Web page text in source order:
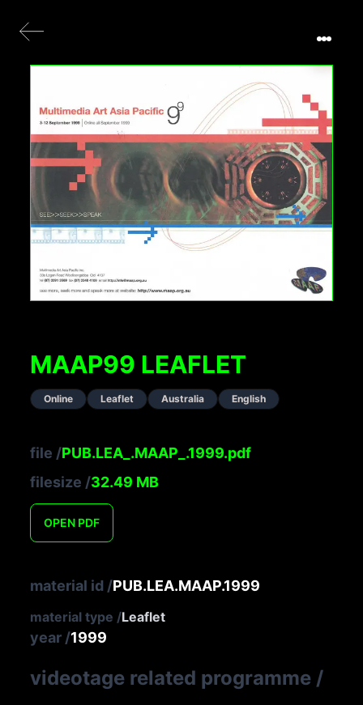
MAAP99 LEAFLET
Online Leaflet Australia English
file /PUB.LEA_.MAAP_.1999.pdf
filesize /32.49 MB
OPEN PDF
material id /PUB.LEA.MAAP.1999
material type /Leaflet
year /1999
videotage related programme /